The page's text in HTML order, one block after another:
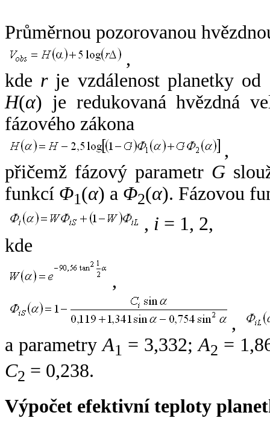
Průměrnou pozorovanou
,
kde rje vzdálenost planetky od
H(α) je redukovaná hvězdná
fázového zákona
,
přičemž fázový parametr G
funkcí Φ1(α) a Φ2(α). Fázovou
, i = 1, 2,
kde
,
,
a parametryA1 = 3,332;A2 =
C2 = 0,238.
Výpočet efektivní teploty